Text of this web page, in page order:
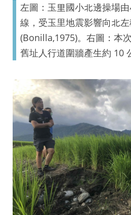
左圖：玉里國小北邊操場
線，受玉里地震影響向北
(Bonilla,1975)。右圖：本
舊址人行道圍牆產生約 10